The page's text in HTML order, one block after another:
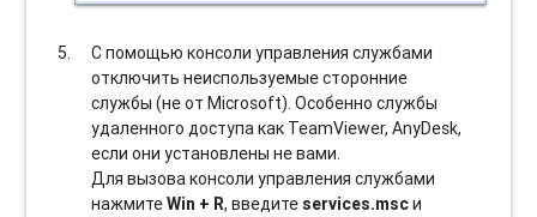
С помощью консоли управления службами
отключить неиспользуемые сторонние
службы (не от Microsoft). Особенно службы
удаленного доступа как TeamViewer, AnyDesk,
если они установлены не вами.
Для вызова консоли управления службами
нажмитеWin + R, введите services.mscи